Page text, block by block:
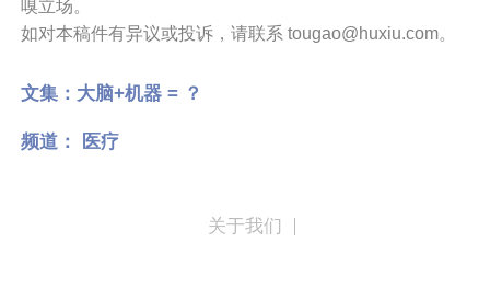
嗅立场。
如对本稿件有异议或投诉，请联系 tougao@huxiu.com。
文集： 大脑+机器 = ？
频道： 医疗
关于我们